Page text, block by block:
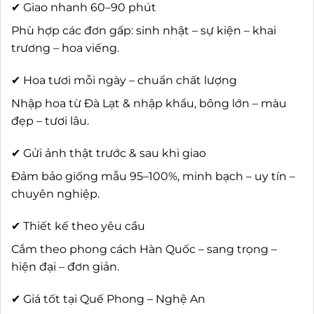
✔ Giao nhanh 60–90 phút
Phù hợp các đơn gấp: sinh nhật – sự kiện – khai
trương – hoa viếng.
✔ Hoa tươi mỗi ngày – chuẩn chất lượng
Nhập hoa từ Đà Lạt & nhập khẩu, bông lớn – màu
đẹp – tươi lâu.
✔ Gửi ảnh thật trước & sau khi giao
Đảm bảo giống mẫu 95–100%, minh bạch – uy tín –
chuyên nghiệp.
✔ Thiết kế theo yêu cầu
Cắm theo phong cách Hàn Quốc – sang trọng –
hiện đại – đơn giản.
✔ Giá tốt tại Quế Phong – Nghệ An